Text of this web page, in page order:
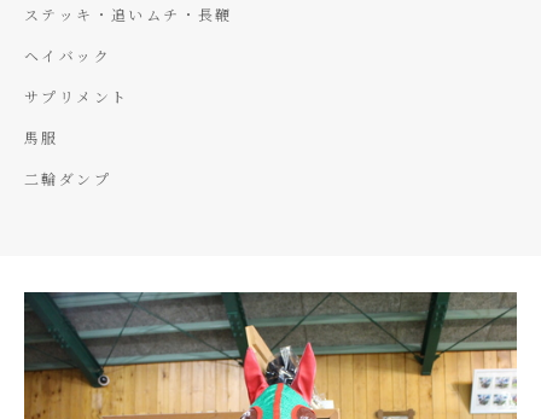
ステッキ・追いムチ・長鞭
ヘイバック
サプリメント
馬服
二輪ダンプ